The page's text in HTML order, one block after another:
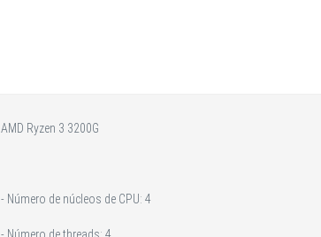
AMD Ryzen 3 3200G
- Número de núcleos de CPU: 4